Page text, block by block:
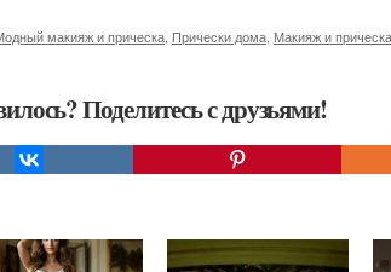
макияж и прическа Прически дома Макияж и
Поделитесь с друзьями!